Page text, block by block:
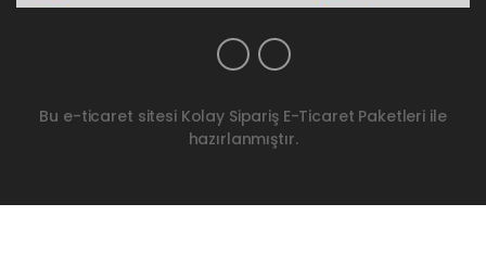
Bu e-ticaret sitesi Kolay Sipariş E-Ticaret Paketleri ile
hazırlanmıştır.